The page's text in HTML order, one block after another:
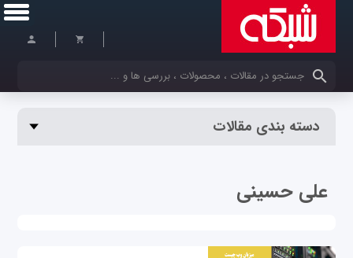
کلمات کلیدی خود را وارد کنید
دسته بندی مقالات
علی حسینی